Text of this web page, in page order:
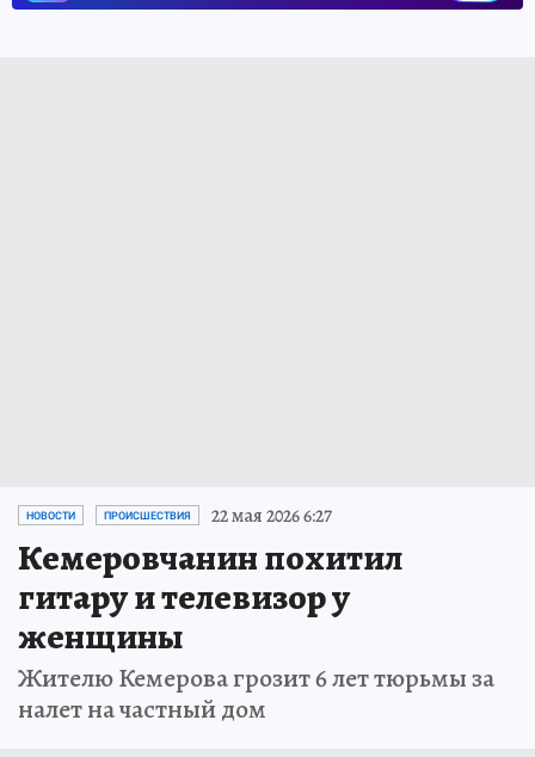
НОВОСТИ ПРОИСШЕСТВИЯ 22 мая 2026 6:27
Кемеровчанин похитил
гитару и телевизор у
женщины
Жителю Кемерова грозит 6 лет тюрьмы за
налет на частный дом